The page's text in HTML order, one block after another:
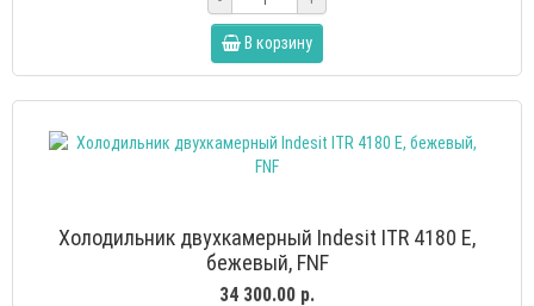
В корзину
Холодильник двухкамерный Indesit ITR 4180 E,
бежевый, FNF
34 300.00 р.